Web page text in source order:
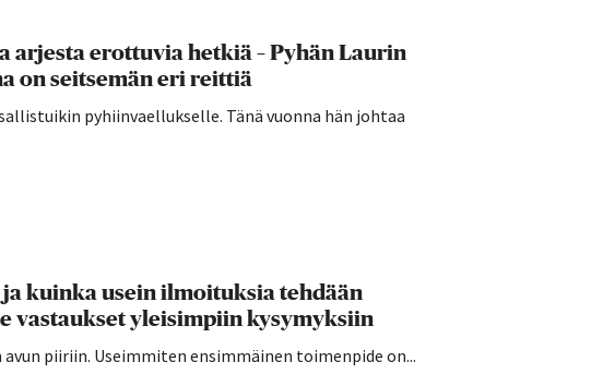
arjesta erottuvia hetkiä – Pyhän Laurin
on seitsemän eri reittiä
pyhiinvaellukselle. Tänä vuonna hän johtaa
kuinka usein ilmoituksia tehdään
vastaukset yleisimpiin kysymyksiin
piiriin. Useimmiten ensimmäinen toimenpide on...